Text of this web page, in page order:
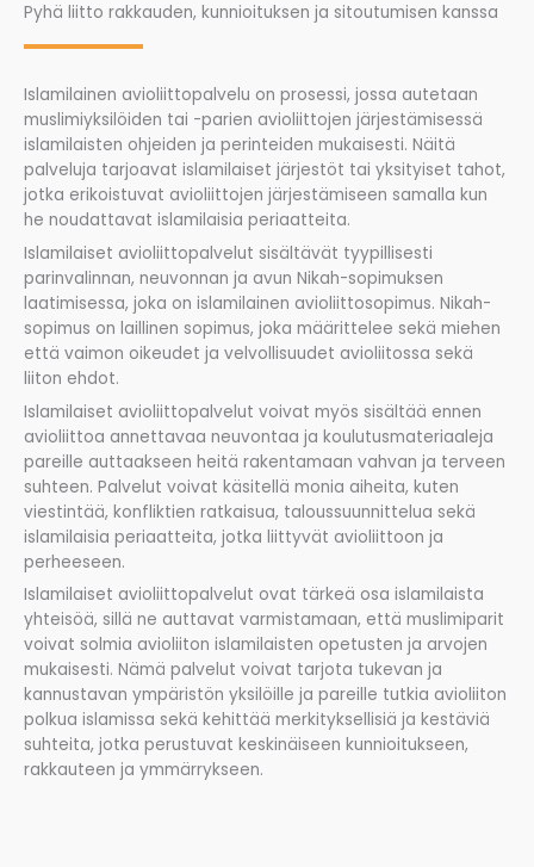
Pyhä liitto rakkauden, kunnioituksen ja sitoutumisen kanssa
Islamilainen avioliittopalvelu on prosessi, jossa autetaan
muslimiyksilöiden tai -parien avioliittojen järjestämisessä
islamilaisten ohjeiden ja perinteiden mukaisesti. Näitä
palveluja tarjoavat islamilaiset järjestöt tai yksityiset tahot,
jotka erikoistuvat avioliittojen järjestämiseen samalla kun
he noudattavat islamilaisia periaatteita.
Islamilaiset avioliittopalvelut sisältävät tyypillisesti
parinvalinnan, neuvonnan ja avun Nikah-sopimuksen
laatimisessa, joka on islamilainen avioliittosopimus. Nikah-
sopimus on laillinen sopimus, joka määrittelee sekä miehen
että vaimon oikeudet ja velvollisuudet avioliitossa sekä
liiton ehdot.
Islamilaiset avioliittopalvelut voivat myös sisältää ennen
avioliittoa annettavaa neuvontaa ja koulutusmateriaaleja
pareille auttaakseen heitä rakentamaan vahvan ja terveen
suhteen. Palvelut voivat käsitellä monia aiheita, kuten
viestintää, konfliktien ratkaisua, taloussuunnittelua sekä
islamilaisia periaatteita, jotka liittyvät avioliittoon ja
perheeseen.
Islamilaiset avioliittopalvelut ovat tärkeä osa islamilaista
yhteisöä, sillä ne auttavat varmistamaan, että muslimiparit
voivat solmia avioliiton islamilaisten opetusten ja arvojen
mukaisesti. Nämä palvelut voivat tarjota tukevan ja
kannustavan ympäristön yksilöille ja pareille tutkia avioliiton
polkua islamissa sekä kehittää merkityksellisiä ja kestäviä
suhteita, jotka perustuvat keskinäiseen kunnioitukseen,
rakkauteen ja ymmärrykseen.